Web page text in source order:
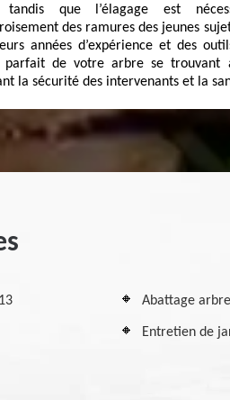
tandis que l’élagage est
des ramures des jeunes
années d’expérience et des
parfait de votre arbre se
la sécurité des intervenants et la
Abattage
Entretien de